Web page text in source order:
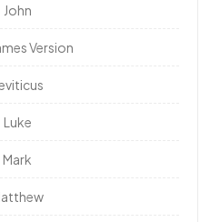
John
Version
Luke
Mark